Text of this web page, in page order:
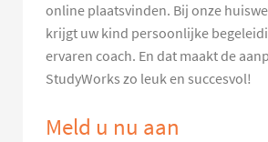
online plaatsvinden. Bij onze
krijgt uw kind persoonlijke
ervaren coach. En dat maakt de
StudyWorks zo leuk en succesvol!
Meld u nu aan